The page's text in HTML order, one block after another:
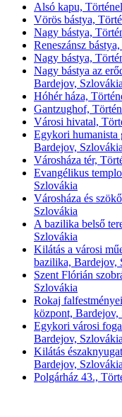
Alsó kapu,
Vörös bástya,
Nagy bástya,
Reneszánsz
Nagy bástya,
Nagy bástya az
Bardejov, Szlovákia
Hóhér háza,
Gantzughof,
Városi hivatal,
Egykori humanista
Bardejov, Szlovákia
Városháza tér,
Evangélikus
Szlovákia
Városháza és
Szlovákia
A bazilika belső
Szlovákia
Kilátás a városi
bazilika, Bardejov,
Szent Flórián
Szlovákia
Rokaj
központ, Bardejov,
Egykori városi
Bardejov, Szlovákia
Kilátás
Bardejov, Szlovákia
Polgárház 43.,